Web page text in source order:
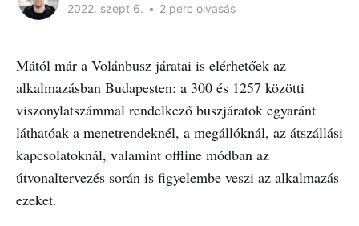
2022. szept 6. • 2 perc olvasás
Mától már a Volánbusz járatai is elérhetőek az
alkalmazásban Budapesten: a 300 és 1257 közötti
viszonylatszámmal rendelkező buszjáratok egyaránt
láthatóak a menetrendeknél, a megállóknál, az átszállási
kapcsolatoknál, valamint offline módban az
útvonaltervezés során is figyelembe veszi az alkalmazás
ezeket.